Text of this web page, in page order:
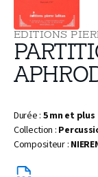
EDITIONS
Durée : 5 mn et plus
Collection :
Compositeur :